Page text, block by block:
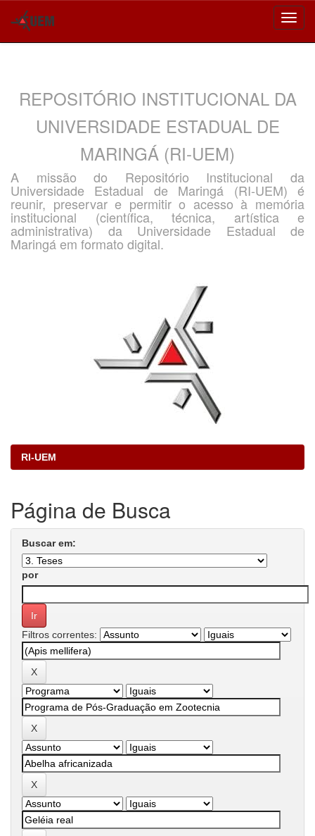
REPOSITÓRIO INSTITUCIONAL DA
UNIVERSIDADE ESTADUAL DE
MARINGÁ (RI-UEM)
A missão do Repositório Institucional da
Universidade Estadual de Maringá (RI-UEM) é
reunir, preservar e permitir o acesso à memória
institucional (científica, técnica, artística e
administrativa) da Universidade Estadual de
Maringá em formato digital.
RI-UEM
Página de Busca
Buscar em:
por
Filtros correntes: